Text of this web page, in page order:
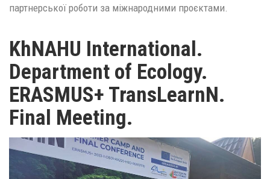
партнерської роботи за міжнародними проєктами.
KhNAHU International.
Department of Ecology.
ERASMUS+ TransLearnN.
Final Meeting.